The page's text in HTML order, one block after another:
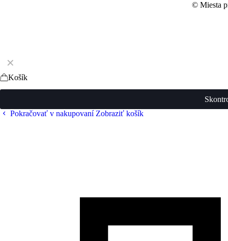
© Miesta
✕
Košík
Pokračovať v nakupovaní Zobraziť košík